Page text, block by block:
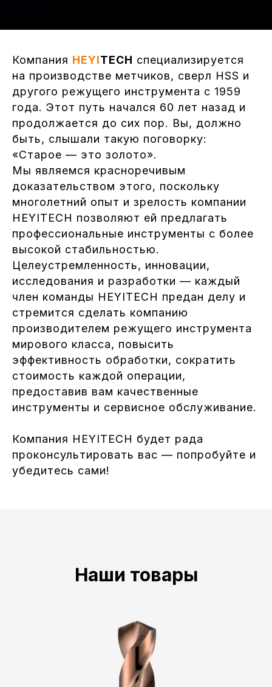
Компания HEYITECH специализируется
на производстве метчиков, сверл HSS и
другого режущего инструмента с 1959
года. Этот путь начался 60 лет назад и
продолжается до сих пор. Вы, должно
быть, слышали такую поговорку:
«Старое — это золото».
Мы являемся красноречивым
доказательством этого, поскольку
многолетний опыт и зрелость компании
HEYITECH позволяют ей предлагать
профессиональные инструменты с более
высокой стабильностью.
Целеустремленность, инновации,
исследования и разработки — каждый
член команды HEYITECH предан делу и
стремится сделать компанию
производителем режущего инструмента
мирового класса, повысить
эффективность обработки, сократить
стоимость каждой операции,
предоставив вам качественные
инструменты и сервисное обслуживание.
Компания HEYITECH будет рада
проконсультировать вас — попробуйте и
убедитесь сами!
Наши товары